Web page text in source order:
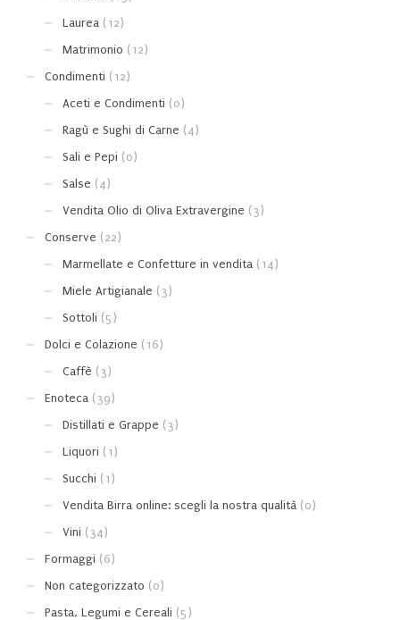
Laurea (12)
Matrimonio (12)
Condimenti (12)
Aceti e Condimenti (0)
Ragù e Sughi di Carne (4)
Sali e Pepi (0)
Salse (4)
Vendita Olio di Oliva Extravergine (3)
Conserve (22)
Marmellate e Confetture in vendita (14)
Miele Artigianale (3)
Sottoli (5)
Dolci e Colazione (16)
Caffè (3)
Enoteca (39)
Distillati e Grappe (3)
Liquori (1)
Succhi (1)
Vendita Birra online: scegli la nostra qualità (0)
Vini (34)
Formaggi (6)
Non categorizzato (0)
Pasta, Legumi e Cereali (5)